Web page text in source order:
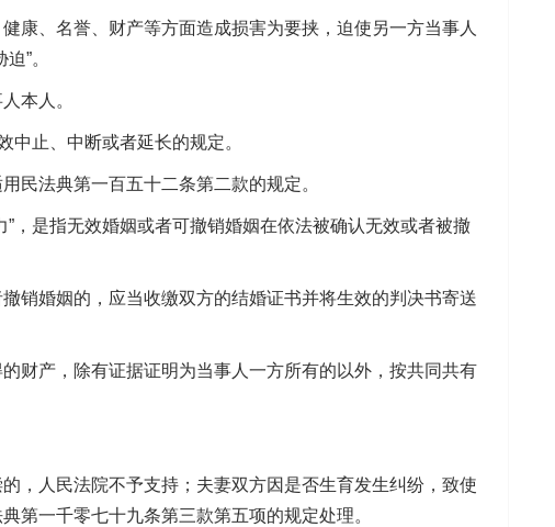
、名誉、财产等方面造成损害为要挟，迫使另一方当事人
”。
本人。
止、中断或者延长的规定。
法典第一百五十二条第二款的规定。
是指无效婚姻或者可撤销婚姻在依法被确认无效或者被撤
婚姻的，应当收缴双方的结婚证书并将生效的判决书寄送
产，除有证据证明为当事人一方所有的以外，按共同共有
人民法院不予支持；夫妻双方因是否生育发生纠纷，致使
第一千零七十九条第三款第五项的规定处理。